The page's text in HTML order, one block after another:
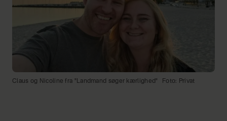
Claus og Nicoline fra "Landmand søger kærlighed" Foto: Privat